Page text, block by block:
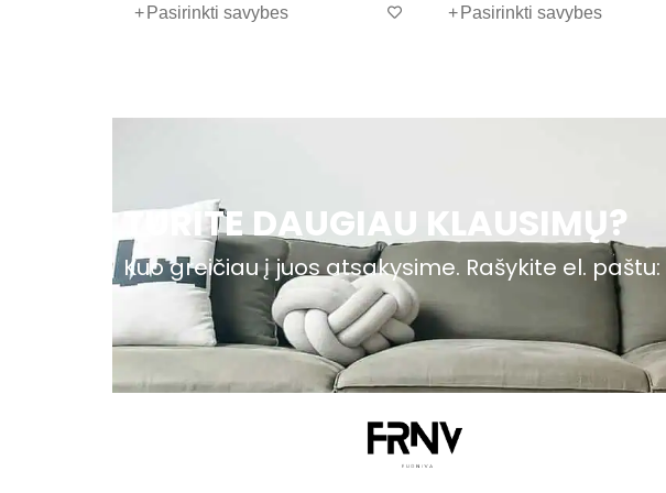
Peržiūrėkite visus minkštus kampus mūsų kolekcijoje.
Pasirinkti savybes Pasirinkti savybes
TURITE DAUGIAU KLAUSIMŲ?
Kuo greičiau į juos atsakysime. Rašykite el. paštu: